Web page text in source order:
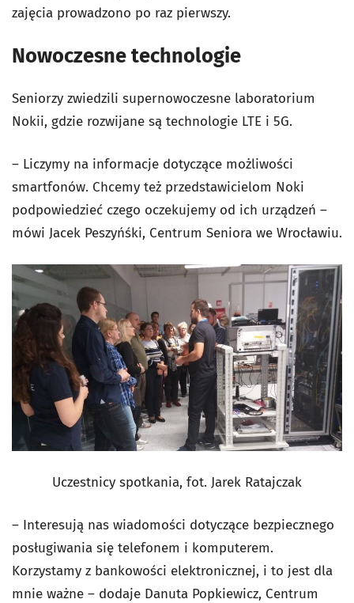
zajęcia prowadzono po raz pierwszy.
Nowoczesne technologie
Seniorzy zwiedzili supernowoczesne laboratorium
Nokii, gdzie rozwijane są technologie LTE i 5G.
– Liczymy na informacje dotyczące możliwości
smartfonów. Chcemy też przedstawicielom Noki
podpowiedzieć czego oczekujemy od ich urządzeń –
mówi Jacek Peszyńśki, Centrum Seniora we Wrocławiu.
Uczestnicy spotkania, fot. Jarek Ratajczak
– Interesują nas wiadomości dotyczące bezpiecznego
posługiwania się telefonem i komputerem.
Korzystamy z bankowości elektronicznej, i to jest dla
mnie ważne – dodaje Danuta Popkiewicz, Centrum